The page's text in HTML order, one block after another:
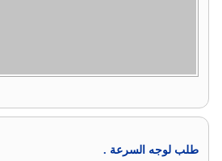
طلب لوجه السرعة .